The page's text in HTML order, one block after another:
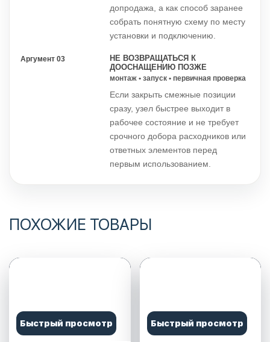
допродажа, а как способ заранее
собрать понятную схему по месту
установки и подключению.
Аргумент 03
НЕ ВОЗВРАЩАТЬСЯ К
ДООСНАЩЕНИЮ ПОЗЖЕ
монтаж • запуск • первичная проверка
Если закрыть смежные позиции
сразу, узел быстрее выходит в
рабочее состояние и не требует
срочного добора расходников или
ответных элементов перед
первым использованием.
ПОХОЖИЕ ТОВАРЫ
Быстрый просмотр Быстрый просмотр